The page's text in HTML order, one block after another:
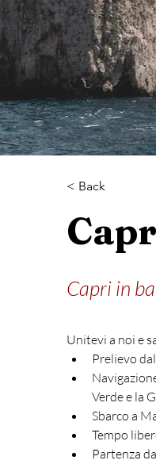
< Back
Capri in
Unitevi a noi e
Prelievo
Verde e la
Sbarco a
Tempo
Partenza